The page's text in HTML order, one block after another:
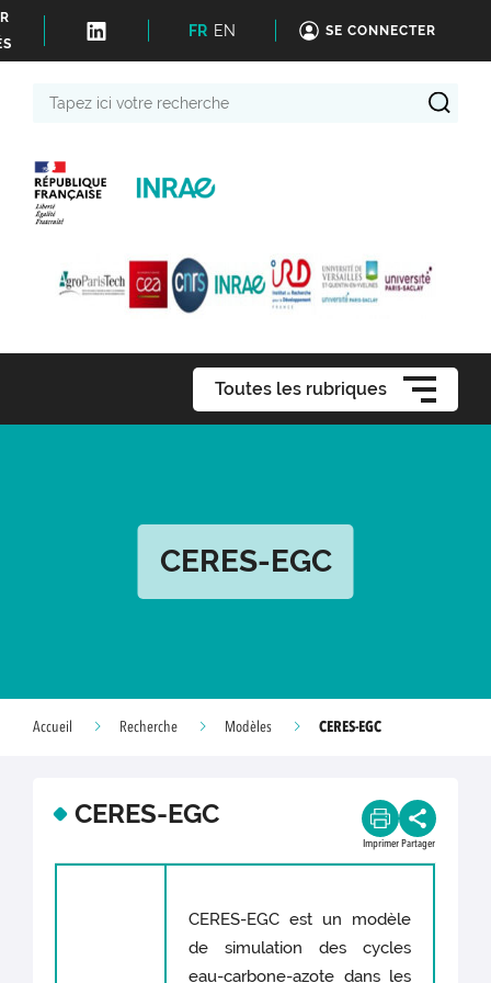
FR EN SE CONNECTER
Toutes les rubriques
CERES-EGC
Accueil Recherche Modèles CERES-EGC
CERES-EGC
Imprimer Partager
CERES-EGC est un modèle
de simulation des cycles
eau-carbone-azote dans les